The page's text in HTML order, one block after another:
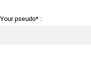
Your pseudo* :